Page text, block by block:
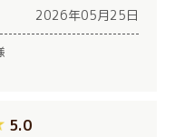
2026年05月25日
5.0